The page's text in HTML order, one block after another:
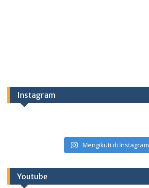
Instagram
Mengikuti di Instagram
Youtube